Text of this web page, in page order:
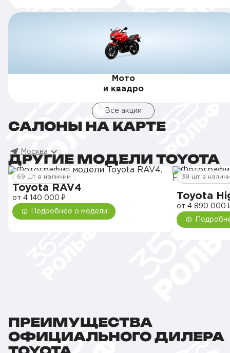
Мото
и квадро
Все акции
САЛОНЫ НА КАРТЕ
Москва
ДРУГИЕ МОДЕЛИ TOYOTA
69 шт в наличии
Toyota RAV4
от 4 140 000 ₽
Подробнее о модели
38 шт в
Toyota
от 4 890 000
ПРЕИМУЩЕСТВА
ОФИЦИАЛЬНОГО ДИЛЕРА